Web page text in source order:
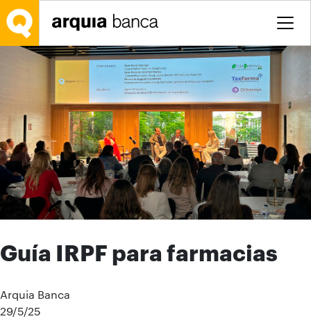
Salta al contingut principal
Guía IRPF para farmacias
Arquia Banca
29/5/25